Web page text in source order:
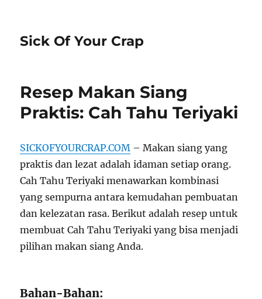
Sick Of Your Crap
Resep Makan Siang
Praktis: Cah Tahu Teriyaki
SICKOFYOURCRAP.COM – Makan siang yang
praktis dan lezat adalah idaman setiap orang.
Cah Tahu Teriyaki menawarkan kombinasi
yang sempurna antara kemudahan pembuatan
dan kelezatan rasa. Berikut adalah resep untuk
membuat Cah Tahu Teriyaki yang bisa menjadi
pilihan makan siang Anda.
Bahan-Bahan: